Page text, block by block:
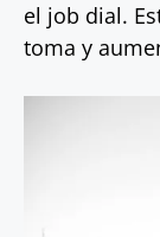
el job dial.
toma y